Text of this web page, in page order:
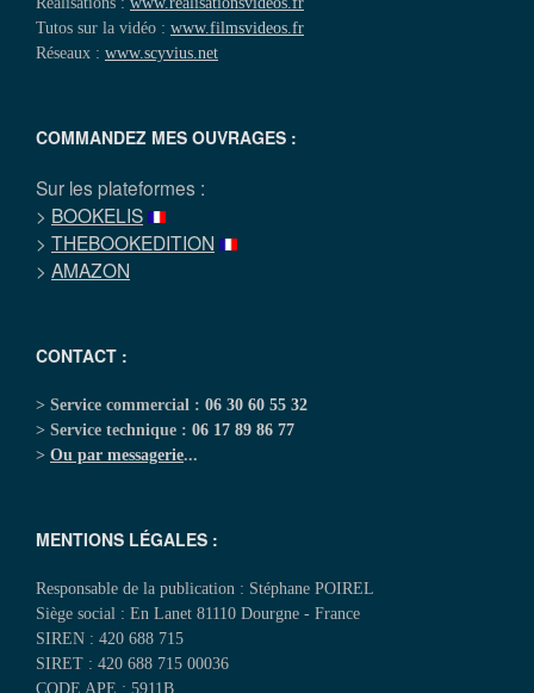
Tutos sur la vidéo : www.filmsvideos.fr
Réseaux : www.scyvius.net
COMMANDEZ MES OUVRAGES :
Sur les plateformes :
> BOOKELIS
> THEBOOKEDITION
> AMAZON
CONTACT :
> Service commercial : 06 30 60 55 32
> Service technique : 06 17 89 86 77
> Ou par messagerie...
MENTIONS LÉGALES :
Responsable de la publication : Stéphane POIREL
Siège social : En Lanet 81110 Dourgne - France
SIREN : 420 688 715
SIRET : 420 688 715 00036
CODE APE : 5911B